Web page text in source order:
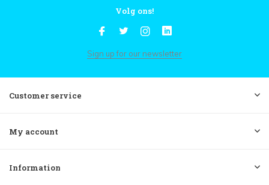
Volg ons!
Sign up for our newsletter
Customer service
My account
Information